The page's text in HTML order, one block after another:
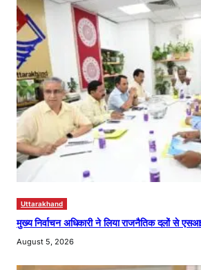
Uttarakhand
मुख्य निर्वाचन अधिकारी ने लिया राजनैतिक दलों से
August 5, 2026